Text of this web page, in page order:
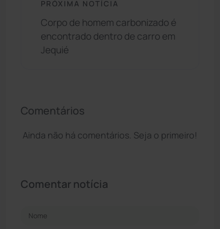
PRÓXIMA NOTÍCIA
Corpo de homem carbonizado é
encontrado dentro de carro em
Jequié
Comentários
Ainda não há comentários. Seja o primeiro!
Comentar notícia